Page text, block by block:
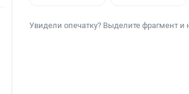
Увидели опечатку? Выделите фрагмент и